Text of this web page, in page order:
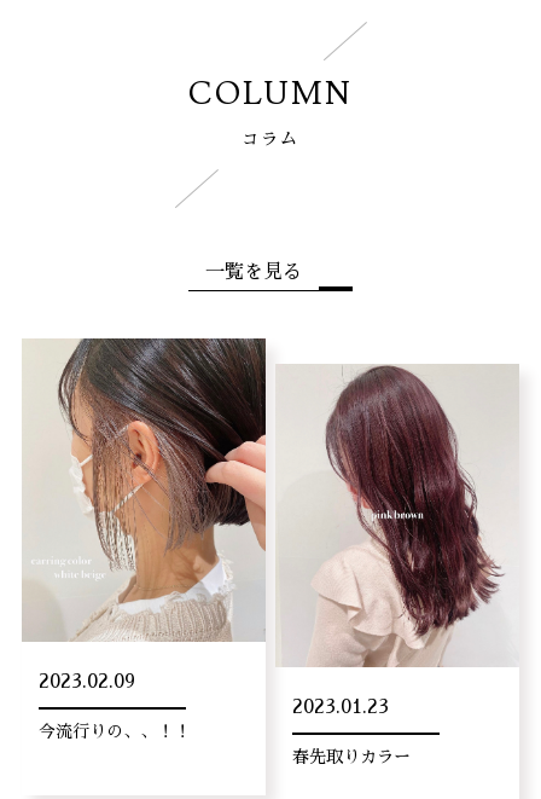
COLUMN
コラム
一覧を見る
2023.02.09
今流行りの、、！！
2023.01.23
春先取りカラー